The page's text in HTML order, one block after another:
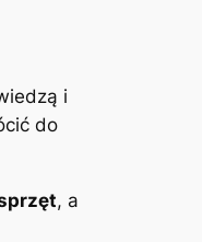
i
do
, a